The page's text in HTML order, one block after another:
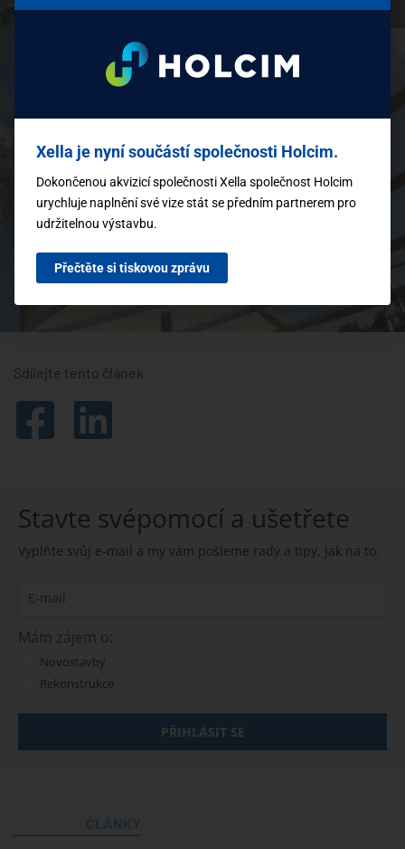
Sdílejte tento článek
Stavte svépomocí a ušetřete
Vyplňte svůj e-mail a my vám pošleme rady a tipy, jak na to.
Mám zájem o:
Novostavby
Rekonstrukce
PŘIHLÁSIT SE
Xella je nyní součástí společnosti Holcim.
Dokončenou akvizicí společnosti Xella společnost Holcim
urychluje naplnění své vize stát se předním partnerem pro
udržitelnou výstavbu.
Přečtěte si tiskovou zprávu